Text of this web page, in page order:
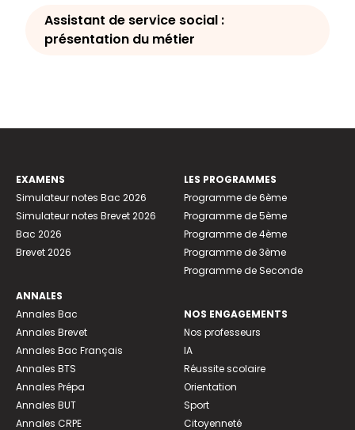
Assistant de service social :
présentation du métier
EXAMENS
Simulateur notes Bac 2026
Simulateur notes Brevet 2026
Bac 2026
Brevet 2026
ANNALES
Annales Bac
Annales Brevet
Annales Bac Français
Annales BTS
Annales Prépa
Annales BUT
Annales CRPE
LES PROGRAMMES
Programme de 6ème
Programme de 5ème
Programme de 4ème
Programme de 3ème
Programme de Seconde
NOS ENGAGEMENTS
Nos professeurs
IA
Réussite scolaire
Orientation
Sport
Citoyenneté